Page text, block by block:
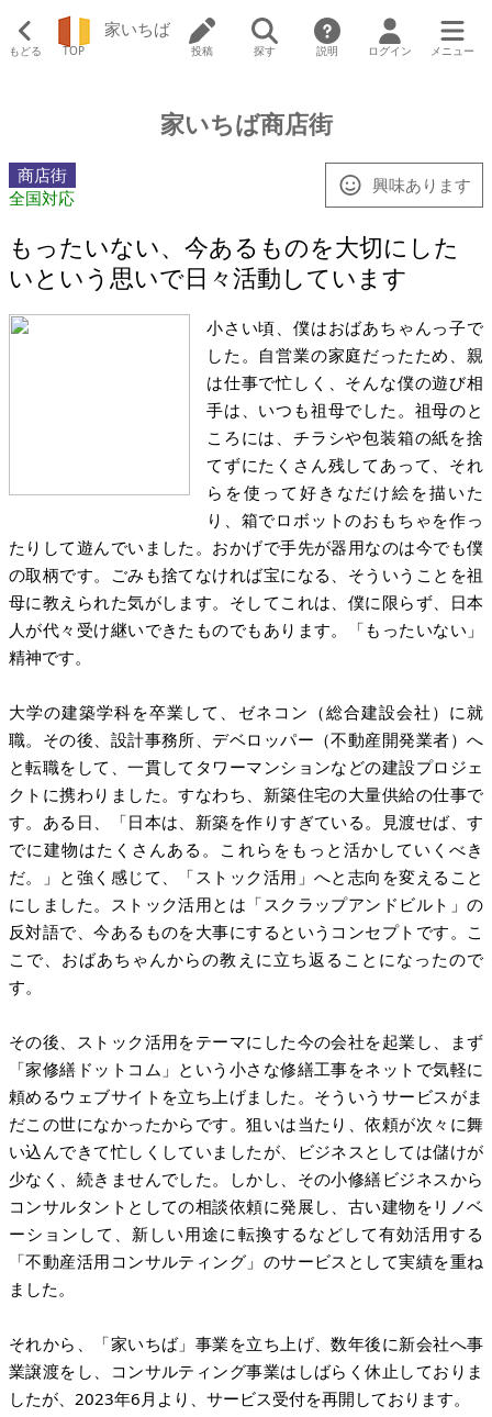
もどる TOP
家いちば
投稿 探す 説明 ログイン メニュー
家いちば商店街
商店街
全国対応
興味あります
もったいない、今あるものを大切にした
いという思いで日々活動しています
小さい頃、僕はおばあちゃんっ子で
した。自営業の家庭だったため、親
は仕事で忙しく、そんな僕の遊び相
手は、いつも祖母でした。祖母のと
ころには、チラシや包装箱の紙を捨
てずにたくさん残してあって、それ
らを使って好きなだけ絵を描いた
り、箱でロボットのおもちゃを作っ
たりして遊んでいました。おかげで手先が器用なのは今でも僕
の取柄です。ごみも捨てなければ宝になる、そういうことを祖
母に教えられた気がします。そしてこれは、僕に限らず、日本
人が代々受け継いできたものでもあります。「もったいない」
精神です。
大学の建築学科を卒業して、ゼネコン（総合建設会社）に就
職。その後、設計事務所、デベロッパー（不動産開発業者）へ
と転職をして、一貫してタワーマンションなどの建設プロジェ
クトに携わりました。すなわち、新築住宅の大量供給の仕事で
す。ある日、「日本は、新築を作りすぎている。見渡せば、す
でに建物はたくさんある。これらをもっと活かしていくべき
だ。」と強く感じて、「ストック活用」へと志向を変えること
にしました。ストック活用とは「スクラップアンドビルト」の
反対語で、今あるものを大事にするというコンセプトです。こ
こで、おばあちゃんからの教えに立ち返ることになったので
す。
その後、ストック活用をテーマにした今の会社を起業し、まず
「家修繕ドットコム」という小さな修繕工事をネットで気軽に
頼めるウェブサイトを立ち上げました。そういうサービスがま
だこの世になかったからです。狙いは当たり、依頼が次々に舞
い込んできて忙しくしていましたが、ビジネスとしては儲けが
少なく、続きませんでした。しかし、その小修繕ビジネスから
コンサルタントとしての相談依頼に発展し、古い建物をリノベ
ーションして、新しい用途に転換するなどして有効活用する
「不動産活用コンサルティング」のサービスとして実績を重ね
ました。
それから、「家いちば」事業を立ち上げ、数年後に新会社へ事
業譲渡をし、コンサルティング事業はしばらく休止しておりま
したが、2023年6月より、サービス受付を再開しております。